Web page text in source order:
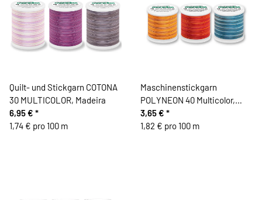
Quilt- und Stickgarn COTONA
30 MULTICOLOR, Madeira
6,95 € *
1,74 € pro 100 m
Maschinenstickgarn
POLYNEON 40 Multicolor,
Madeira
3,65 € *
1,82 € pro 100 m